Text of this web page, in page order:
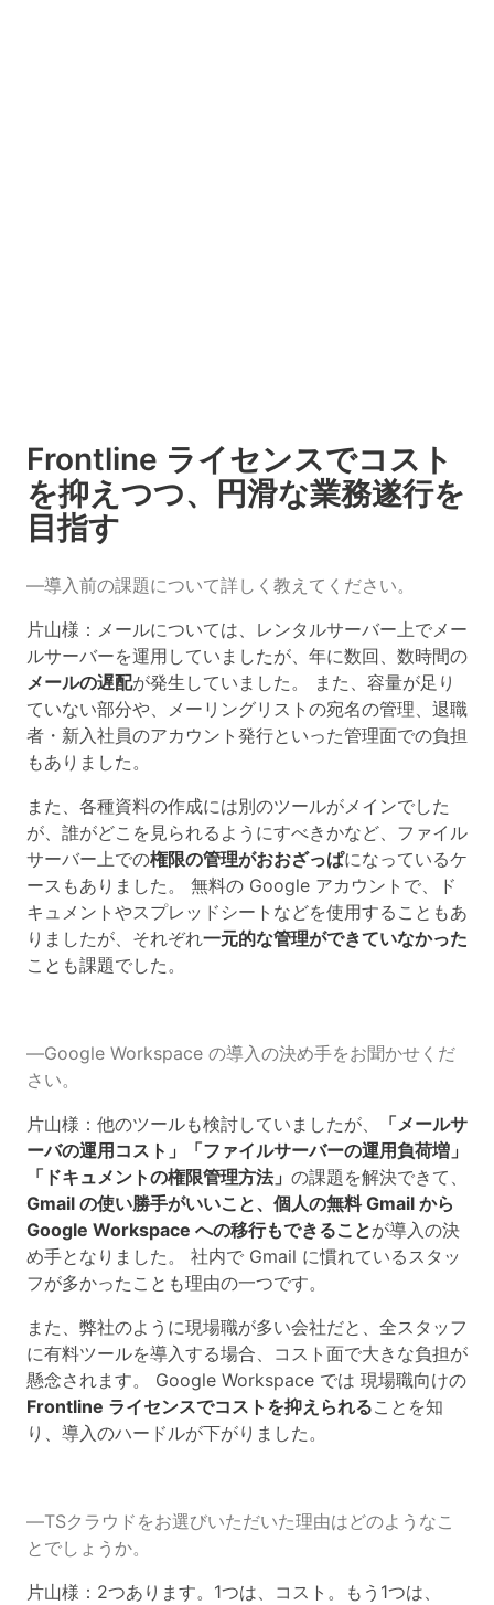
Frontline ライセンスでコスト
を抑えつつ、円滑な業務遂行を
目指す
―導入前の課題について詳しく教えてください。
片山様：メールについては、レンタルサーバー上でメー
ルサーバーを運用していましたが、年に数回、数時間の
メールの遅配が発生していました。 また、容量が足り
ていない部分や、メーリングリストの宛名の管理、退職
者・新入社員のアカウント発行といった管理面での負担
もありました。
また、各種資料の作成には別のツールがメインでした
が、誰がどこを見られるようにすべきかなど、ファイル
サーバー上での権限の管理がおおざっぱになっているケ
ースもありました。 無料の Google アカウントで、ド
キュメントやスプレッドシートなどを使用することもあ
りましたが、それぞれ一元的な管理ができていなかった
ことも課題でした。
―Google Workspace の導入の決め手をお聞かせくだ
さい。
片山様：他のツールも検討していましたが、
「メールサ
ーバの運用コスト」「ファイルサーバーの運用負荷増」
「ドキュメントの権限管理方法」 の課題を解決できて、
Gmail の使い勝手がいいこと、個人の無料 Gmail から
Google Workspace への移行もできることが導入の決
め手となりました。 社内で Gmail に慣れているスタッ
フが多かったことも理由の一つです。
また、弊社のように現場職が多い会社だと、全スタッフ
に有料ツールを導入する場合、コスト面で大きな負担が
懸念されます。 Google Workspace では 現場職向けの
Frontline ライセンスでコストを抑えられることを知
り、導入のハードルが下がりました。
―TSクラウドをお選びいただいた理由はどのようなこ
とでしょうか。
片山様：2つあります。1つは、コスト。もう1つは、